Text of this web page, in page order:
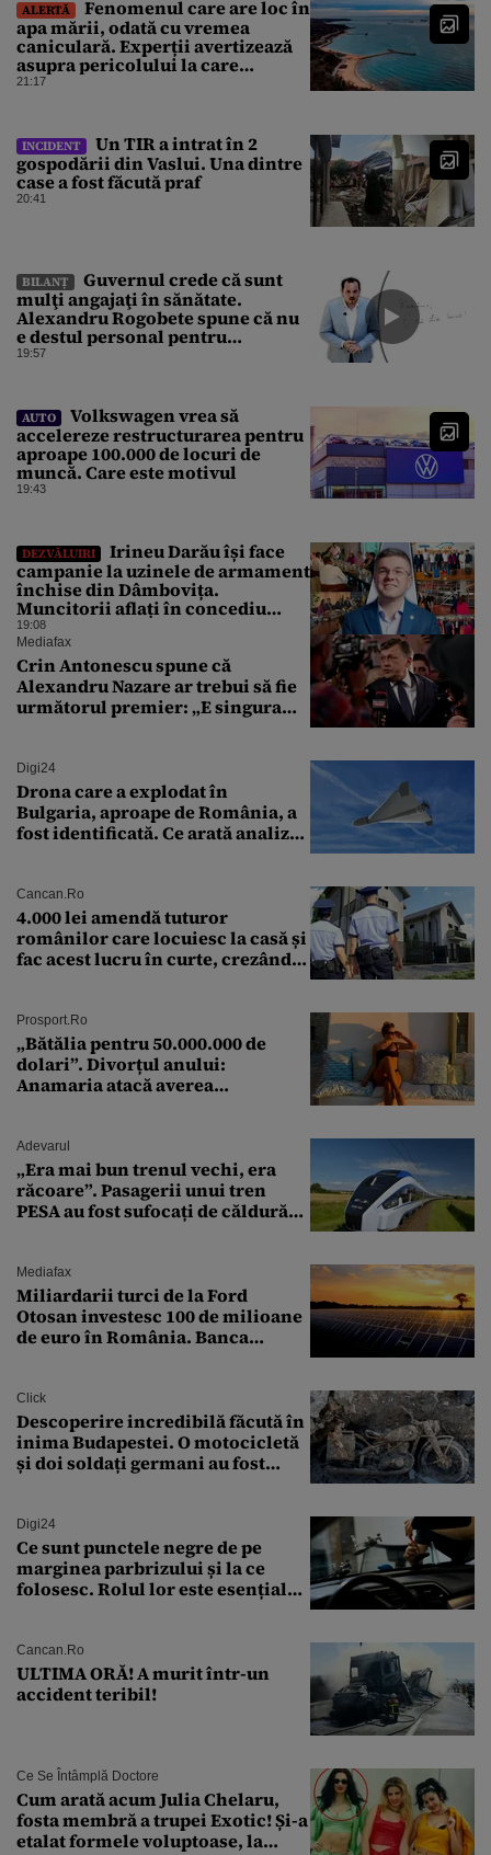
ALERTĂ
Fenomenul care are loc în
apa mării, odată cu vremea
caniculară. Experții avertizează
asupra pericolului la care
oamenii pot fi expuși
21:17
INCIDENT
Un TIR a intrat în 2
gospodării din Vaslui. Una dintre
case a fost făcută praf
20:41
BILANȚ
Guvernul crede că sunt
mulţi angajaţi în sănătate.
Alexandru Rogobete spune că nu
e destul personal pentru
combaterea infecţiilor
19:57
AUTO
Volkswagen vrea să
accelereze restructurarea pentru
aproape 100.000 de locuri de
muncă. Care este motivul
19:43
DEZVĂLUIRI
Irineu Darău își face
campanie la uzinele de armament
închise din Dâmbovița.
Muncitorii aflați în concediu
forțat din cauza lipsei comenzilor
au fost chemați de acasă pentru a
da mâna cu Ministrul Economiei
19:08
Mediafax
Crin Antonescu spune că
Alexandru Nazare ar trebui să fie
următorul premier: „E singura
Digi24
Drona care a explodat în
Bulgaria, aproape de România, a
fost identificată. Ce arată analiza
Cancan.ro
4.000 lei amendă tuturor
românilor care locuiesc la casă și
fac acest lucru în curte, crezând
Prosport.ro
„Bătălia pentru 50.000.000 de
dolari”. Divorțul anului:
Anamaria atacă averea
Adevarul
„Era mai bun trenul vechi, era
răcoare”. Pasagerii unui tren
PESA au fost sufocați de căldură
Mediafax
Miliardarii turci de la Ford
Otosan investesc 100 de milioane
de euro în România. Banca
Click
Descoperire incredibilă făcută în
inima Budapestei. O motocicletă
și doi soldați germani au fost
Digi24
Ce sunt punctele negre de pe
marginea parbrizului și la ce
folosesc. Rolul lor este esențial
Cancan.ro
ULTIMA ORĂ! A murit într-un
accident teribil!
Ce Se Întâmplă Doctore
Cum arată acum Julia Chelaru,
fosta membră a trupei Exotic! Și-a
etalat formele voluptoase, la